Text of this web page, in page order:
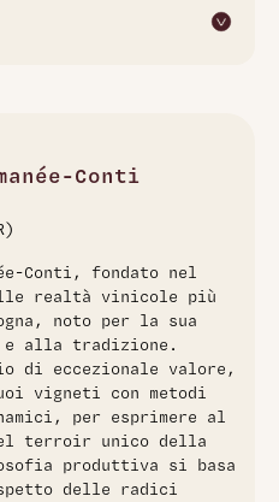
e concentrato, con
selvatiche e note di
di funghi e liquirizia. Al
lungo ed elegante, che
del Pinot Nero e la maestria
si consiglia di
Conti
Conti, fondato nel
realtà vinicole più
noto per la sua
alla tradizione.
di eccezionale valore,
vigneti con metodi
per esprimere al
terroir unico della
produttiva si basa
delle radici